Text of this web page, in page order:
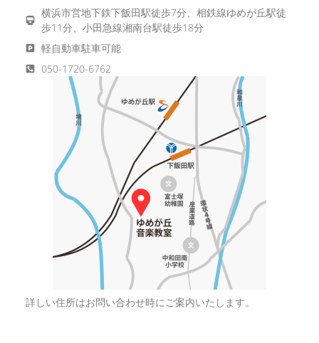
横浜市営地下鉄下飯田駅徒歩7分、相鉄線ゆめが丘駅徒
歩11分、小田急線湘南台駅徒歩18分
軽自動車駐車可能
050-1720-6762
詳しい住所はお問い合わせ時にご案内いたします。